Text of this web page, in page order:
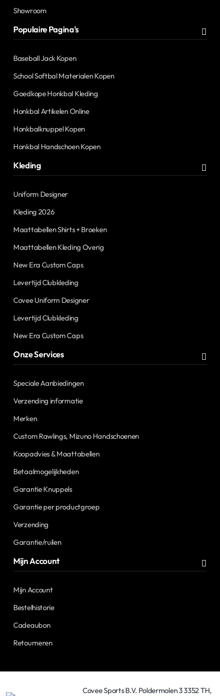
Showroom
Populaire Pagina's
Baseball Jack Kopen
School Softbal Materialen Kopen
Goedkope Honkbal Kleding
Honkbal Artikelen Online
Honkbalknuppel Kopen
Honkbal Handschoen Kopen
Kleding
Uniform Designer
Kleding 2026
Maattabellen Shirts + Broeken
Maattabellen Kleding Overig
New Era Custom Caps
Levertijd Clubkleding
Covee Uniform Designer
Levertijd Clubkleding
New Era Custom Caps
Onze Services
Speciale Aanbiedingen
Verzending informatie
Merken
Custom Rawlings, Mizuno Handschoenen
Koopadvies & Maattabellen
Betaalmogelijkheden
Garantie Knuppels
Garantie per productgroep
Verzending
Garantie/ruilen
Mijn Account
Mijn Account
Bestelhistorie
Cadeaubon
Retourneren
Covee Sports B.V. Poldermolen 3 3352 TH,